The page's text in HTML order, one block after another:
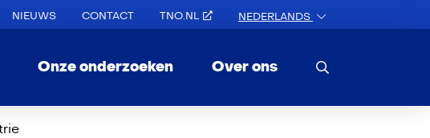
NIEUWS CONTACT TNO.NL NEDERLANDS
Onze onderzoeken Over ons